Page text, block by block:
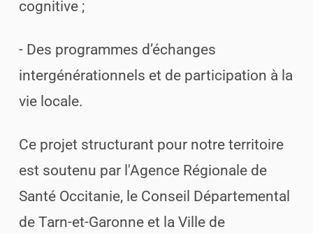
cognitive ;
- Des programmes d’échanges
intergénérationnels et de participation à la
vie locale.
Ce projet structurant pour notre territoire
est soutenu par l'Agence Régionale de
Santé Occitanie, le Conseil Départemental
de Tarn-et-Garonne et la Ville de